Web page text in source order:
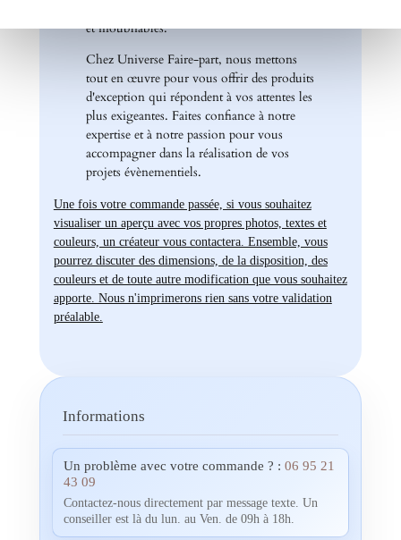
et inoubliables.
Chez Universe Faire-part, nous mettons
tout en œuvre pour vous offrir des produits
d'exception qui répondent à vos attentes les
plus exigeantes. Faites confiance à notre
expertise et à notre passion pour vous
accompagner dans la réalisation de vos
projets évènementiels.
Une fois votre commande passée, si vous souhaitez
visualiser un aperçu avec vos propres photos, textes et
couleurs, un créateur vous contactera. Ensemble, vous
pourrez discuter des dimensions, de la disposition, des
couleurs et de toute autre modification que vous souhaitez
apporte. Nous n'imprimerons rien sans votre validation
préalable.
Informations
Un problème avec votre commande ? : 06 95 21
43 09
Contactez-nous directement par message texte. Un
conseiller est là du lun. au Ven. de 09h à 18h.